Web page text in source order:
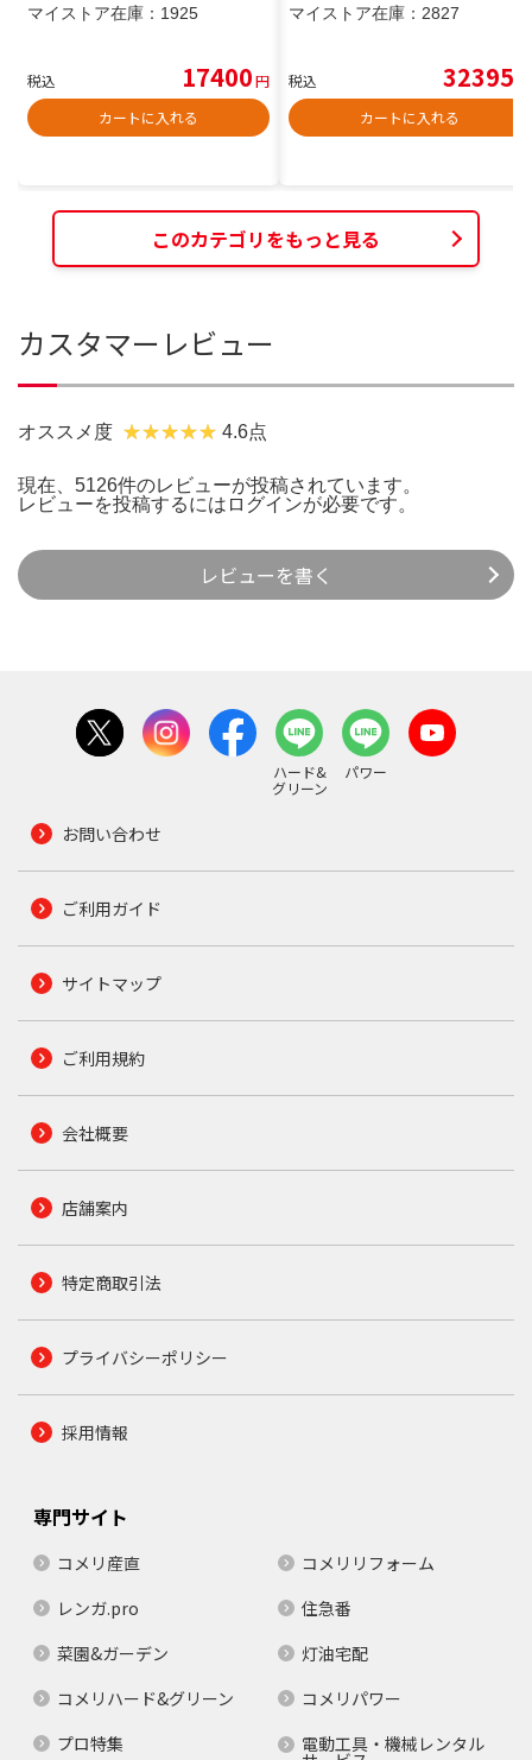
マイストア在庫： 1925
税込 17400円
カートに入れる
マイストア在庫： 2827
税込 32395
カートに入れる
このカテゴリをもっと見る
カスタマーレビュー
オススメ度 4.6点
現在、5126件のレビューが投稿されています。
レビューを投稿するには ログインが必要です。
レビューを書く
ハード&
グリーン
パワー
お問い合わせ
ご利用ガイド
サイトマップ
ご利用規約
会社概要
店舗案内
特定商取引法
プライバシーポリシー
採用情報
専門サイト
コメリ産直
コメリリフォーム
レンガ.pro
住急番
菜園&ガーデン
灯油宅配
コメリハード&グリーン
コメリパワー
プロ特集
電動工具・機械レンタル